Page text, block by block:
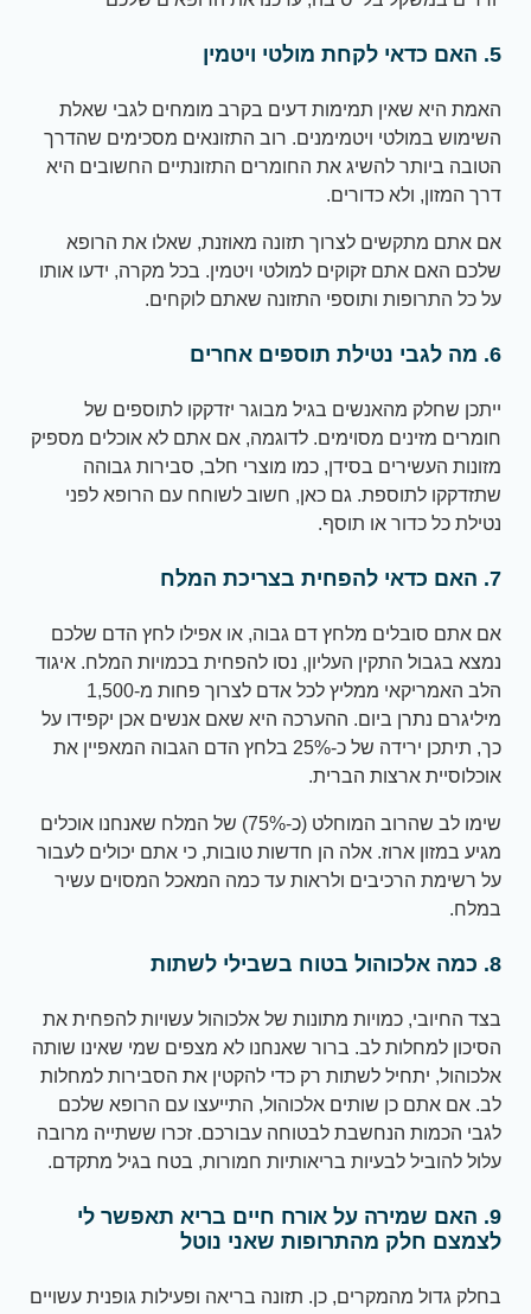
5. האם כדאי לקחת מולטי ויטמין
האמת היא שאין תמימות דעים בקרב מומחים לגבי שאלת
השימוש במולטי ויטמימנים. רוב התזונאים מסכימים שהדרך
הטובה ביותר להשיג את החומרים התזונתיים החשובים היא
דרך המזון, ולא כדורים.
אם אתם מתקשים לצרוך תזונה מאוזנת, שאלו את הרופא
שלכם האם אתם זקוקים למולטי ויטמין. בכל מקרה, ידעו אותו
על כל התרופות ותוספי התזונה שאתם לוקחים.
6. מה לגבי נטילת תוספים אחרים
ייתכן שחלק מהאנשים בגיל מבוגר יזדקקו לתוספים של
חומרים מזינים מסוימים. לדוגמה, אם אתם לא אוכלים מספיק
מזונות העשירים בסידן, כמו מוצרי חלב, סבירות גבוהה
שתזדקקו לתוספת. גם כאן, חשוב לשוחח עם הרופא לפני
נטילת כל כדור או תוסף.
7. האם כדאי להפחית בצריכת המלח
אם אתם סובלים מלחץ דם גבוה, או אפילו לחץ הדם שלכם
נמצא בגבול התקין העליון, נסו להפחית בכמויות המלח. איגוד
הלב האמריקאי ממליץ לכל אדם לצרוך פחות מ-1,500
מיליגרם נתרן ביום. ההערכה היא שאם אנשים אכן יקפידו על
כך, תיתכן ירידה של כ-25% בלחץ הדם הגבוה המאפיין את
אוכלוסיית ארצות הברית.
שימו לב שהרוב המוחלט (כ-75%) של המלח שאנחנו אוכלים
מגיע במזון ארוז. אלה הן חדשות טובות, כי אתם יכולים לעבור
על רשימת הרכיבים ולראות עד כמה המאכל המסוים עשיר
במלח.
8. כמה אלכוהול בטוח בשבילי לשתות
בצד החיובי, כמויות מתונות של אלכוהול עשויות להפחית את
הסיכון למחלות לב. ברור שאנחנו לא מצפים שמי שאינו שותה
אלכוהול, יתחיל לשתות רק כדי להקטין את הסבירות למחלות
לב. אם אתם כן שותים אלכוהול, התייעצו עם הרופא שלכם
לגבי הכמות הנחשבת לבטוחה עבורכם. זכרו ששתייה מרובה
עלול להוביל לבעיות בריאותיות חמורות, בטח בגיל מתקדם.
9. האם שמירה על אורח חיים בריא תאפשר לי
לצמצם חלק מהתרופות שאני נוטל
בחלק גדול מהמקרים, כן. תזונה בריאה ופעילות גופנית עשויים